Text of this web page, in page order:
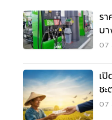
ร
บ
07
เ
ช
07